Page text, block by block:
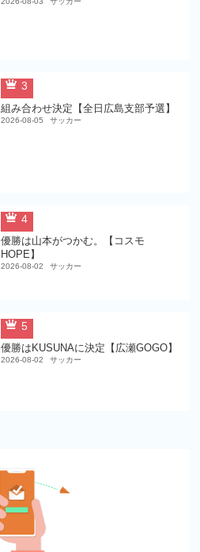
3
組み合わせ決定【全日広島支部予選】
2026-08-05 サッカー
4
優勝は山本がつかむ。【コスモ
HOPE】
2026-08-02 サッカー
5
優勝はKUSUNAに決定【広瀬GOGO】
2026-08-02 サッカー